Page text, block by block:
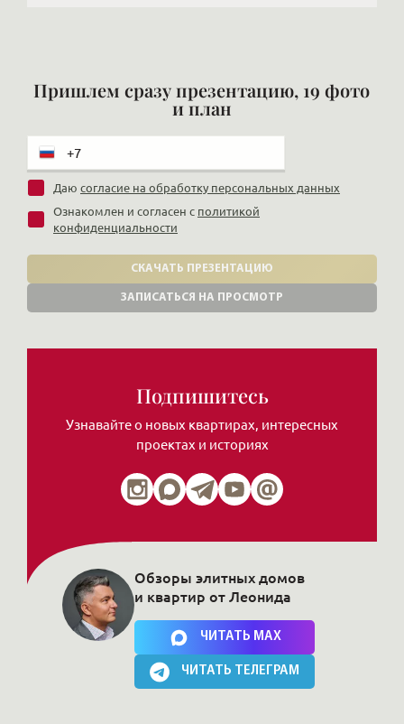
Пришлем сразу презентацию, 19 фото
и план
Даю согласие на обработку персональных данных
Ознакомлен и согласен с политикой
конфиденциальности
СКАЧАТЬ ПРЕЗЕНТАЦИЮ
ЗАПИСАТЬСЯ НА ПРОСМОТР
Подпишитесь
Узнавайте о новых квартирах, интересных
проектах и историях
Нажимая на кнопку, Вы соглашаетесь c политикой сайта
Обзоры элитных домов
и квартир от Леонида
ЧИТАТЬ MAX
ЧИТАТЬ ТЕЛЕГРАМ